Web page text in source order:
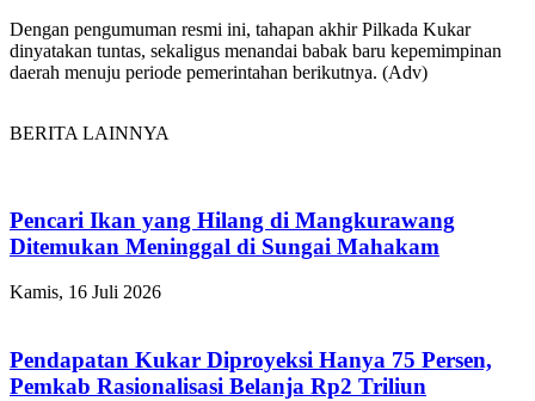
Dengan pengumuman resmi ini, tahapan akhir Pilkada Kukar
dinyatakan tuntas, sekaligus menandai babak baru kepemimpinan
daerah menuju periode pemerintahan berikutnya. (Adv)
BERITA LAINNYA
Pencari Ikan yang Hilang di Mangkurawang
Ditemukan Meninggal di Sungai Mahakam
Kamis, 16 Juli 2026
Pendapatan Kukar Diproyeksi Hanya 75 Persen,
Pemkab Rasionalisasi Belanja Rp2 Triliun